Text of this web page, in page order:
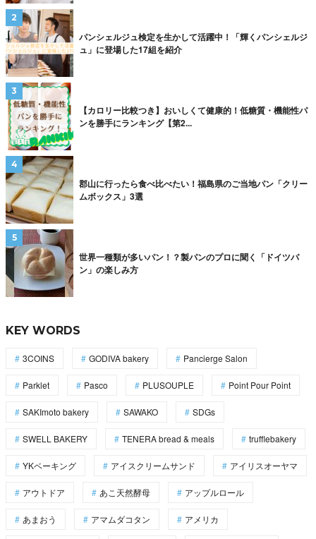
パンシェルジュ検定を生かして活躍中！「輝くパンシェルジ
ュ」に登場した17組を紹介
【カロリー比較つき】おいしくて健康的！低糖質・機能性パ
ンを勝手にランキング【第2...
郡山に行ったら食べ比べたい！福島県のご当地パン「クリー
ムボックス」3選
世界一種類が多いパン！？製パンのプロに聞く「ドイツパ
ン」の楽しみ方
KEY WORDS
3COINS GODIVA bakery Pancierge Salon
Parklet Pasco PLUSOUPLE Point Pour Point
SAKImoto bakery SAWAKO SDGs
SWELL BAKERY TENERA bread & meals trufflebakery
YKベーキング アイスクリームサンド アイリスオーヤマ
アウトドア あこ天然酵母 アップルロール
あまおう アマムダコタン アメリカ